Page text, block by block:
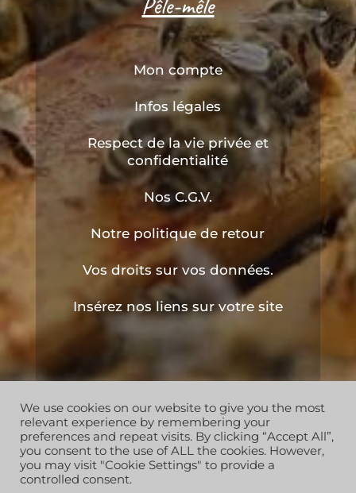
Mon compte
Infos légales
Respect de la vie privée et
confidentialité
Nos C.G.V.
Notre politique de retour
Vos droits sur vos données.
Insérez nos liens sur votre site
Copyright © 2019 les ruchers de l'apiculteur . Tous
droits réservés
We use cookies on our website to give you the most
relevant experience by remembering your
preferences and repeat visits. By clicking “Accept All”,
you consent to the use of ALL the cookies. However,
you may visit "Cookie Settings" to provide a
controlled consent.